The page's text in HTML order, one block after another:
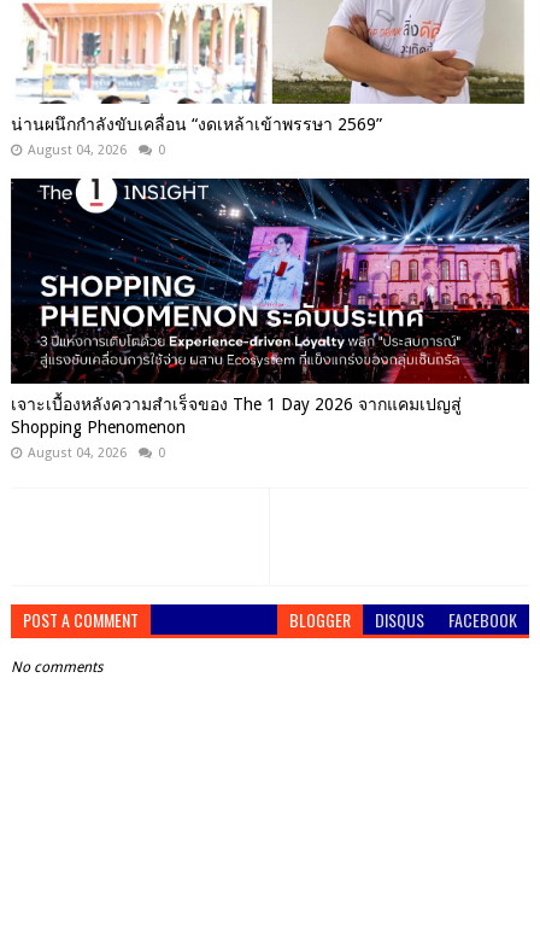
น่านผนึกกำลังขับเคลื่อน “งดเหล้าเข้าพรรษา 2569”
August 04, 2026 0
เจาะเบื้องหลังความสำเร็จของ The 1 Day 2026 จากแคมเปญสู่
Shopping Phenomenon
August 04, 2026 0
POST A COMMENT BLOGGER DISQUS FACEBOOK
No comments